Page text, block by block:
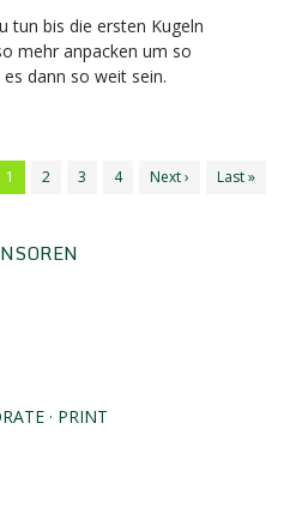
tun bis die ersten Kugeln
mehr anpacken um so
dann so weit sein.
1 2 3 4 Next › Last »
· PRINT